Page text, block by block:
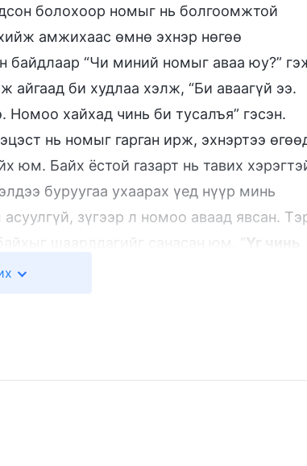
болохоор номыг нь болгоомжтой
амжихаас өмнө эхнэр нөгөө
байдлаар “Чи миний номыг аваа юу?”
айгаад би худлаа хэлж, “Би аваагүй ээ.
хайхад чинь би тусалъя” гэсэн.
нь номыг гарган ирж, эхнэртээ
юм. Байх ёстой газарт нь тавих
буруугаа ухаарах үед нүүр минь
зүгээр л номоо аваад явсан.
шаарддагийг санасан юм. “ Үг чинь
хийчхэв ээ? Би Эзэний сургаал, мөс
бол гэр орны ажлаа ердийнхөөрөө
ичгэвтэр, тавгүй санагдаж байлаа. Би